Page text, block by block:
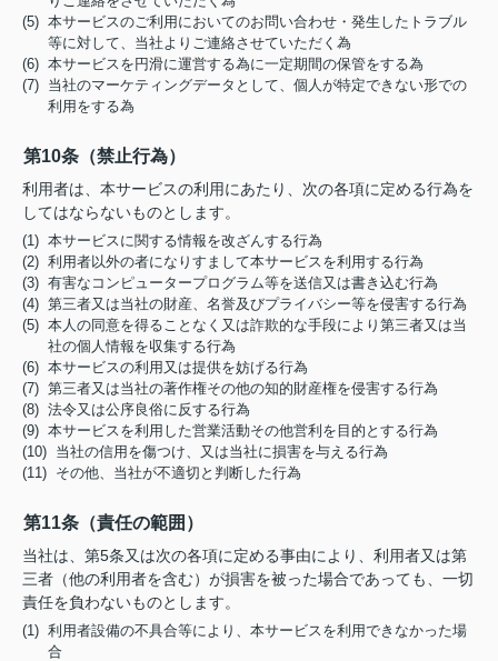
(5) 本サービスのご利用においてのお問い合わせ・発生したトラブル
等に対して、当社よりご連絡させていただく為
(6) 本サービスを円滑に運営する為に一定期間の保管をする為
(7) 当社のマーケティングデータとして、個人が特定できない形での
利用をする為
第10条（禁止行為）
利用者は、本サービスの利用にあたり、次の各項に定める行為を
してはならないものとします。
(1) 本サービスに関する情報を改ざんする行為
(2) 利用者以外の者になりすまして本サービスを利用する行為
(3) 有害なコンピュータープログラム等を送信又は書き込む行為
(4) 第三者又は当社の財産、名誉及びプライバシー等を侵害する行為
(5) 本人の同意を得ることなく又は詐欺的な手段により第三者又は当
社の個人情報を収集する行為
(6) 本サービスの利用又は提供を妨げる行為
(7) 第三者又は当社の著作権その他の知的財産権を侵害する行為
(8) 法令又は公序良俗に反する行為
(9) 本サービスを利用した営業活動その他営利を目的とする行為
(10) 当社の信用を傷つけ、又は当社に損害を与える行為
(11) その他、当社が不適切と判断した行為
第11条（責任の範囲）
当社は、第5条又は次の各項に定める事由により、利用者又は第
三者（他の利用者を含む）が損害を被った場合であっても、一切
責任を負わないものとします。
(1) 利用者設備の不具合等により、本サービスを利用できなかった場
合